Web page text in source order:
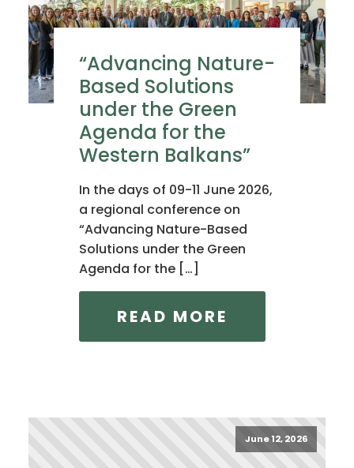
“Advancing Nature-
Based Solutions
under the Green
Agenda for the
Western Balkans”
In the days of 09-11 June 2026,
a regional conference on
“Advancing Nature-Based
Solutions under the Green
Agenda for the […]
READ MORE
June 12, 2026